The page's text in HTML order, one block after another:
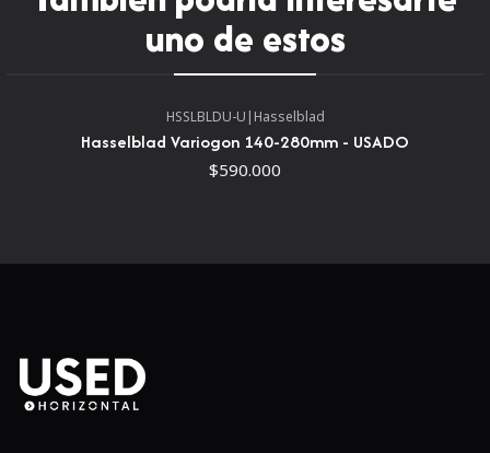
indica el tipo de revestimiento en el anillo del
objetivo frontal. Todas las lentes de 1971
(de hecho, desde principios de la década de 1950 en
adelante) fueron recubiertos de una forma u otra.[1]
135 mm f/2,5 SC: la marca para Spectra Coating (SC)
uno de estos
HSSLBLDU-U | Hasselblad
Hasselblad Variogon 140-280mm - USADO
$590.000